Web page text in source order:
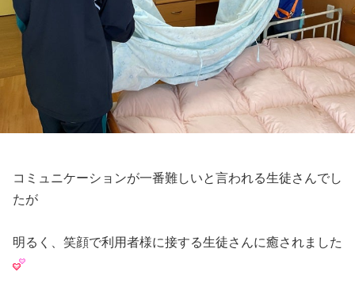
コミュニケーションが一番難しいと言われる生徒さんでし
たが
明るく、笑顔で利用者様に接する生徒さんに癒されました